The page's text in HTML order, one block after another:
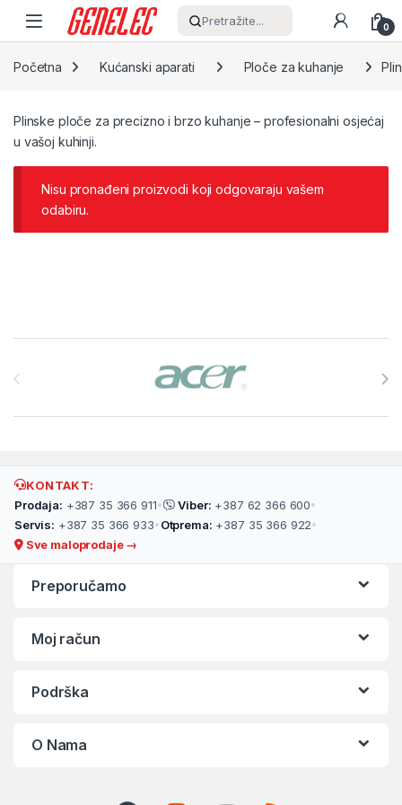
Skip to navigation
Skip to content
Pretražite... 0
Početna Kućanski aparati Ploče za kuhanje
Plinske ploče za precizno i brzo kuhanje – profesionalni osjećaj
u vašoj kuhinji.
Nisu pronađeni proizvodi koji odgovaraju vašem
odabiru.
KONTAKT:
Prodaja: +387 35 366 911• Viber: +387 62 366 600•
Servis: +387 35 366 933• Otprema: +387 35 366 922•
Sve maloprodaje →
Preporučamo
Moj račun
Podrška
O Nama